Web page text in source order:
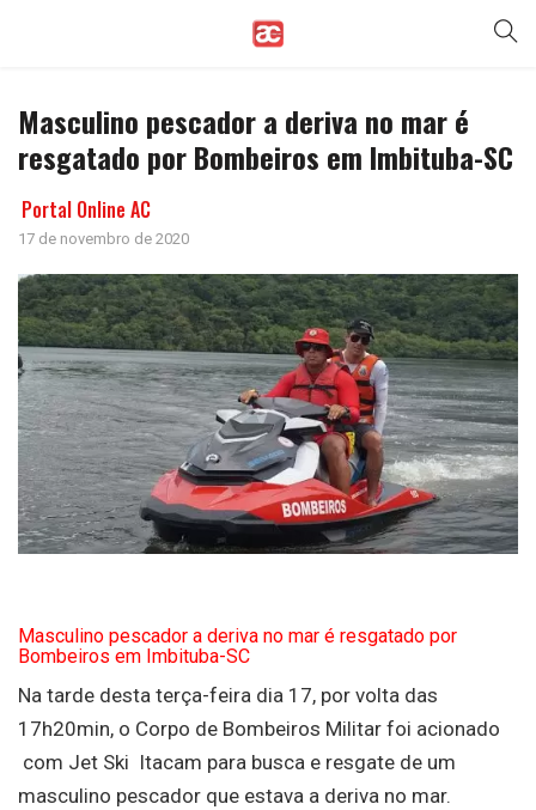
Masculino pescador a deriva no mar é
resgatado por Bombeiros em Imbituba-SC
Portal Online AC
17 de novembro de 2020
Masculino pescador a deriva no mar é resgatado por
Bombeiros em Imbituba-SC
Na tarde desta terça-feira dia 17, por volta das
17h20min, o Corpo de Bombeiros Militar foi acionado
com Jet Ski Itacam para busca e resgate de um
masculino pescador que estava a deriva no mar.